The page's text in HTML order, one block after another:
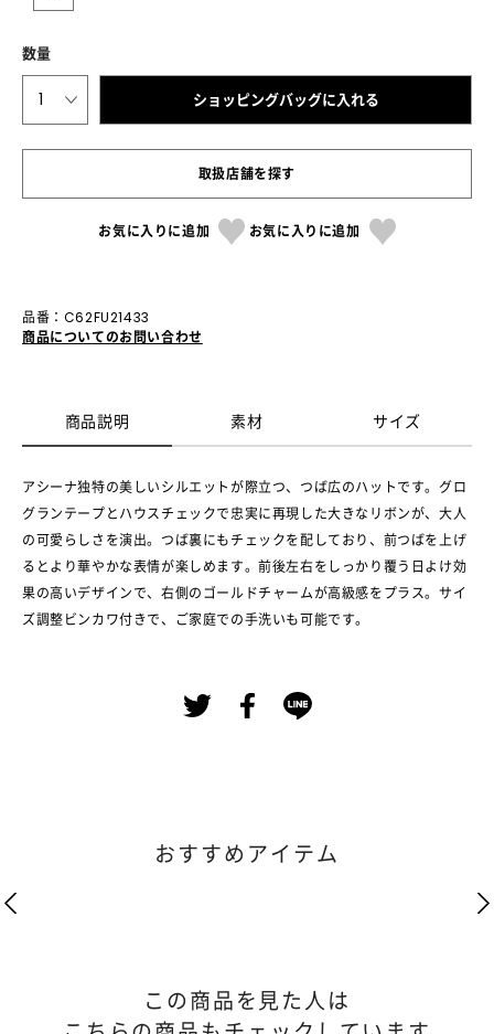
数量
1 ショッピングバッグに入れる
取扱店舗を探す
お気に入りに追加 お気に入りに追加
品番：C62FU21433
商品についてのお問い合わせ
商品説明 素材 サイズ
アシーナ独特の美しいシルエットが際立つ、つば広のハットです。グロ
グランテープとハウスチェックで忠実に再現した大きなリボンが、大人
の可愛らしさを演出。つば裏にもチェックを配しており、前つばを上げ
るとより華やかな表情が楽しめます。前後左右をしっかり覆う日よけ効
果の高いデザインで、右側のゴールドチャームが高級感をプラス。サイ
ズ調整ビンカワ付きで、ご家庭での手洗いも可能です。
おすすめアイテム
この商品を見た人は